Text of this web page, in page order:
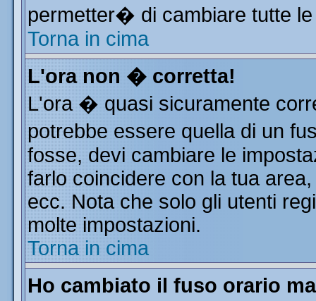
permetter� di cambiare tutte
Torna in cima
L'ora non � corretta!
L'ora � quasi sicuramente
potrebbe essere quella di un
fosse, devi cambiare le
farlo coincidere con la tua
ecc. Nota che solo gli utenti
molte impostazioni.
Torna in cima
Ho cambiato il fuso orario